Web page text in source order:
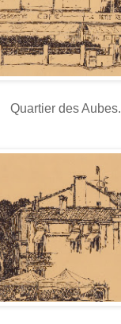
Quartier des Aubes.